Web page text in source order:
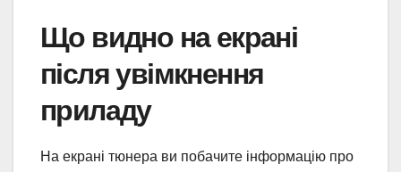
Що видно на екрані
після увімкнення
приладу
На екрані тюнера ви побачите інформацію про